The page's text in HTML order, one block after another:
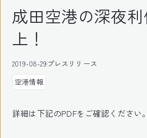
成田空港の深夜
上！
2019-08-29プレスリリース
空港情報
詳細は下記のPDFをご確認ください。